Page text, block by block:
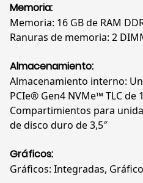
Memoria:
Memoria: 16 GB de RAM
Ranuras de memoria: 2
Almacenamiento:
Almacenamiento interno:
PCIe® Gen4 NVMe™ TLC de
Compartimientos para
de disco duro de 3,5″
Gráficos:
Gráficos: Integradas,